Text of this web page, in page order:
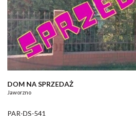
DOM NA SPRZEDAŻ
Jaworzno
PAR-DS-541